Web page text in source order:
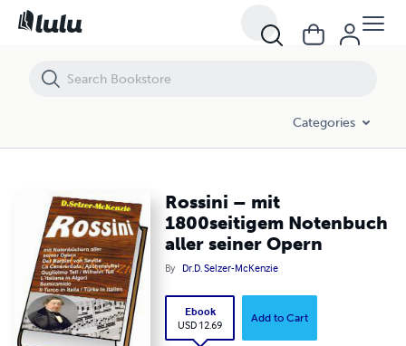
Categories
Rossini – mit
1800seitigem Notenbuch
aller seiner Opern
By Dr.D. Selzer-McKenzie
Ebook
USD 12.69
Add to Cart
Rossini – mit 1800seitigem Notenbuch aller seiner Opern